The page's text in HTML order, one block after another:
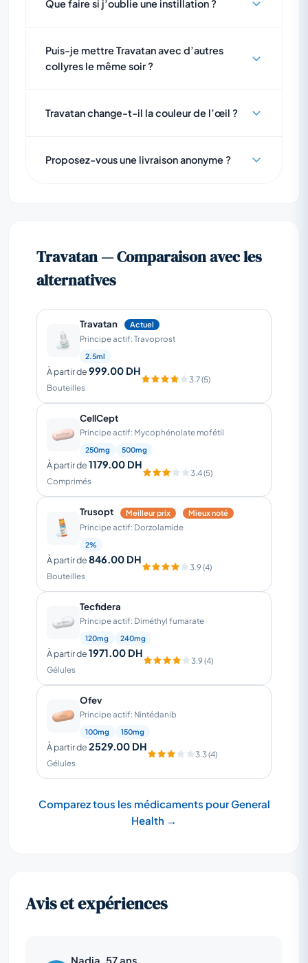
Que faire si j’oublie une instillation ?
Puis-je mettre Travatan avec d’autres
collyres le même soir ?
Travatan change-t-il la couleur de l’œil ?
Proposez-vous une livraison anonyme ?
Travatan — Comparaison avec les
alternatives
Travatan Actuel
Principe actif: Travoprost
2.5ml
À partir de999.00 DH
Bouteilles
3.7 (5)
CellCept
Principe actif: Mycophénolate mofétil
250mg 500mg
À partir de1179.00 DH
Comprimés
3.4 (5)
Trusopt Meilleur prix Mieux noté
Principe actif: Dorzolamide
2%
À partir de846.00 DH
Bouteilles
3.9 (4)
Tecfidera
Principe actif: Diméthyl fumarate
120mg 240mg
À partir de1971.00 DH
Gélules
3.9 (4)
Ofev
Principe actif: Nintédanib
100mg 150mg
À partir de2529.00 DH
Gélules
3.3 (4)
Comparez tous les médicaments pour General
Health →
Avis et expériences
Nadia, 57 ans